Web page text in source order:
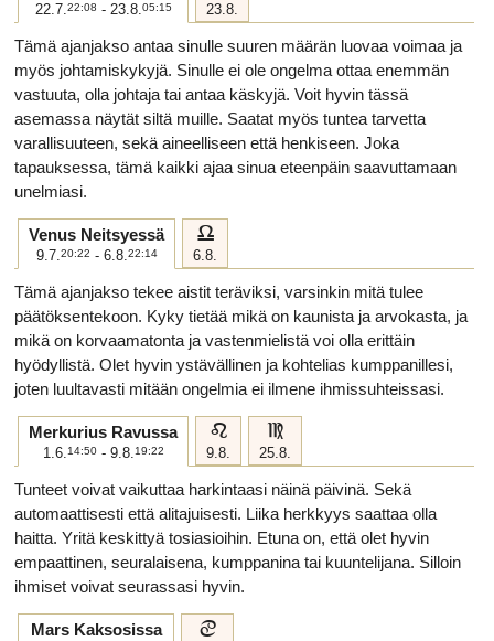
22.7.22:08 - 23.8.05:15 23.8.
Tämä ajanjakso antaa sinulle suuren määrän luovaa voimaa ja
myös johtamiskykyjä. Sinulle ei ole ongelma ottaa enemmän
vastuuta, olla johtaja tai antaa käskyjä. Voit hyvin tässä
asemassa näytät siltä muille. Saatat myös tuntea tarvetta
varallisuuteen, sekä aineelliseen että henkiseen. Joka
tapauksessa, tämä kaikki ajaa sinua eteenpäin saavuttamaan
unelmiasi.
Venus Neitsyessä
9.7.20:22 - 6.8.22:14
g
6.8.
Tämä ajanjakso tekee aistit teräviksi, varsinkin mitä tulee
päätöksentekoon. Kyky tietää mikä on kaunista ja arvokasta, ja
mikä on korvaamatonta ja vastenmielistä voi olla erittäin
hyödyllistä. Olet hyvin ystävällinen ja kohtelias kumppanillesi,
joten luultavasti mitään ongelmia ei ilmene ihmissuhteissasi.
Merkurius Ravussa
1.6.14:50- 9.8.19:22
e
9.8.
f
25.8.
Tunteet voivat vaikuttaa harkintaasi näinä päivinä. Sekä
automaattisesti että alitajuisesti. Liika herkkyys saattaa olla
haitta. Yritä keskittyä tosiasioihin. Etuna on, että olet hyvin
empaattinen, seuralaisena, kumppanina tai kuuntelijana. Silloin
ihmiset voivat seurassasi hyvin.
Mars Kaksosissa d